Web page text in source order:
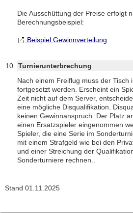
Die Ausschüttung der Preise erfolgt
Berechnungsbeispiel:
Beispiel Gewinnverteilung
Turnierunterbrechung
Nach einem Freiflug muss der Tisch
fortgesetzt werden. Erscheint ein
Zeit nicht auf dem Server,
eine mögliche Disqualifikation.
keinen Gewinnanspruch. Der Platz
einen Ersatzspieler eingenommen
Spieler, die eine Serie im
mit einem Strafgeld wie bei den
und einer Streichung der
Sonderturniere rechnen..
Stand 01.11.2025